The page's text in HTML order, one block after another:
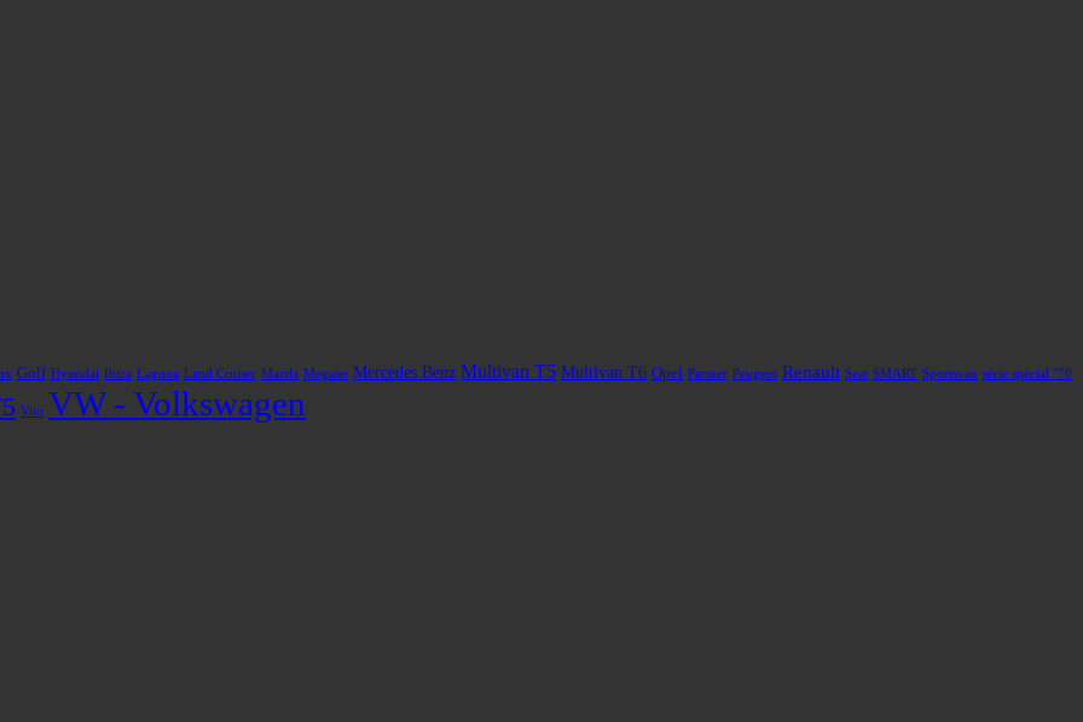
Golf Hyundai Ibiza Laguna Land Cruiser Mazda Megane Mercedes Benz Multivan T5 Multivan T6 Opel Partner Peugeot Renault Seat SMART Sportsvan série spécial "70
Vito VW - Volkswagen